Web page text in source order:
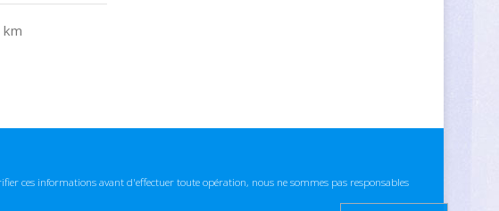
km
ces informations avant d'effectuer toute opération, nous ne sommes pas responsables